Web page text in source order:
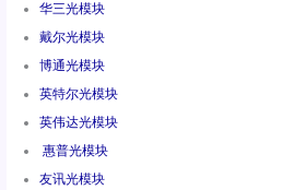
华三光模块
戴尔光模块
博通光模块
英特尔光模块
英伟达光模块
惠普光模块
友讯光模块